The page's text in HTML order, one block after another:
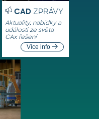
CADZPRÁVY
Aktuality, nabídky a
události ze světa
CAx řešení
Více info